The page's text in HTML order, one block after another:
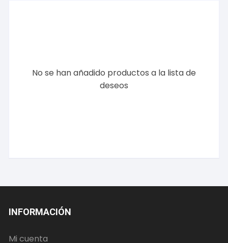
No se han añadido productos a la lista de
deseos
INFORMACIÓN
Mi cuenta